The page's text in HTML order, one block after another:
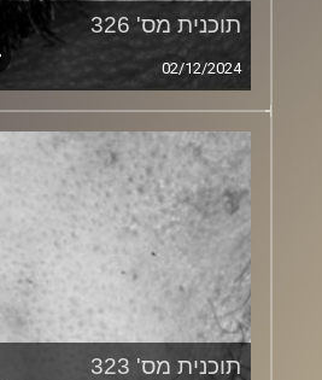
תוכנית מס' 326
02/12/2024
תוכנית מס' 323